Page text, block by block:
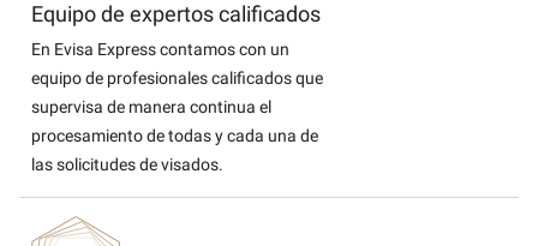
Equipo de expertos calificados
En Evisa Express contamos con un
equipo de profesionales calificados que
supervisa de manera continua el
procesamiento de todas y cada una de
las solicitudes de visados.